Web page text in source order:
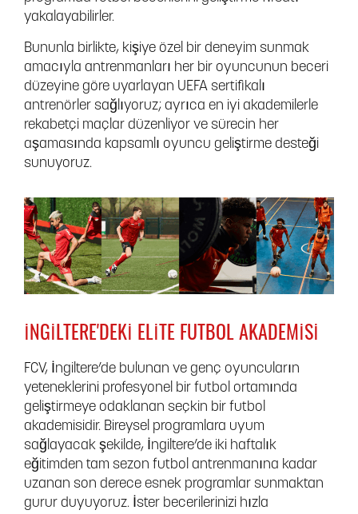
yakalayabilirler.
Bununla birlikte, kişiye özel bir deneyim sunmak
amacıyla antrenmanları her bir oyuncunun beceri
düzeyine göre uyarlayan UEFA sertifikalı
antrenörler sağlıyoruz; ayrıca en iyi akademilerle
rekabetçi maçlar düzenliyor ve sürecin her
aşamasında kapsamlı oyuncu geliştirme desteği
sunuyoruz.
İNGILTERE'DEKI ELITE FUTBOL AKADEMISI
FCV, İngiltere’de bulunan ve genç oyuncuların
yeteneklerini profesyonel bir futbol ortamında
geliştirmeye odaklanan seçkin bir futbol
akademisidir. Bireysel programlara uyum
sağlayacak şekilde, İngiltere’de iki haftalık
eğitimden tam sezon futbol antrenmanına kadar
uzanan son derece esnek programlar sunmaktan
gurur duyuyoruz. İster becerilerinizi hızla